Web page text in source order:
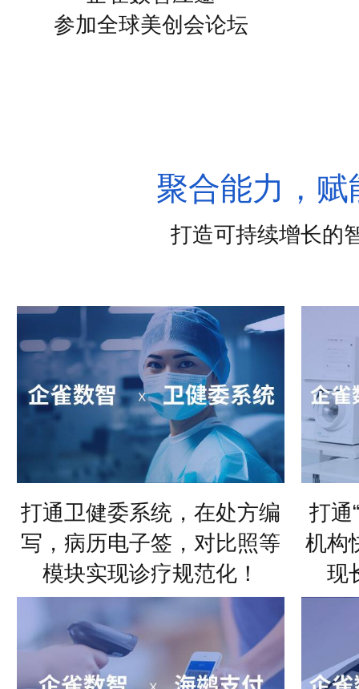
参加全球美创会论坛
聚合能力，赋
打造可持续增长的
打通卫健委系统，在处方编
写，病历电子签，对比照等
模块实现诊疗规范化！
打通
机构
现